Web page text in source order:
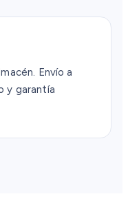
Envío a
y garantía